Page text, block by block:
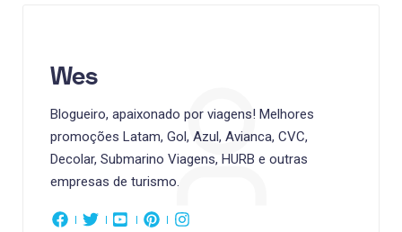
Wes
Blogueiro, apaixonado por viagens! Melhores
promoções Latam, Gol, Azul, Avianca, CVC,
Decolar, Submarino Viagens, HURB e outras
empresas de turismo.